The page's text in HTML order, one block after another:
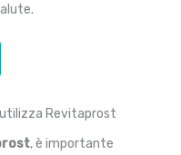
Revitaprost
, è importante